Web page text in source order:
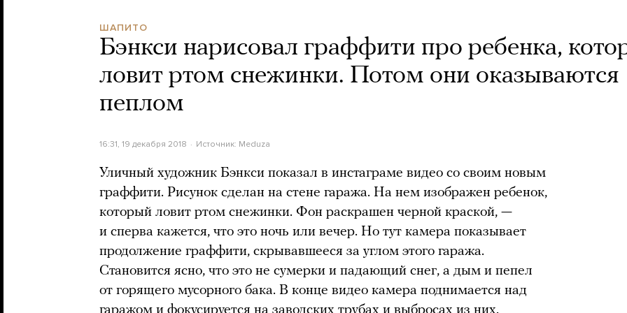
ШАПИТО
Бэнкси нарисовал граффити про ребенка,
ловит ртом снежинки. Потом они оказываются
пеплом
16:31, 19 декабря 2018 Источник: Meduza
Уличный художник Бэнкси показал в инстаграме видео со своим новым
граффити. Рисунок сделан на стене гаража. На нем изображен ребенок,
который ловит ртом снежинки. Фон раскрашен черной краской, —
и сперва кажется, что это ночь или вечер. Но тут камера показывает
продолжение граффити, скрывавшееся за углом этого гаража.
Становится ясно, что это не сумерки и падающий снег, а дым и пепел
от горящего мусорного бака. В конце видео камера поднимается над
гаражом и фокусируется на заводских трубах и выбросах из них.